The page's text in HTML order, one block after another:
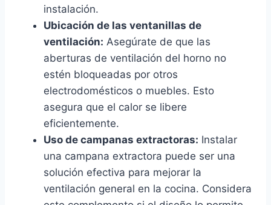
instalación.
Ubicación de las ventanillas de
ventilación: Asegúrate de que las
aberturas de ventilación del horno no
estén bloqueadas por otros
electrodomésticos o muebles. Esto
asegura que el calor se libere
eficientemente.
Uso de campanas extractoras: Instalar
una campana extractora puede ser una
solución efectiva para mejorar la
ventilación general en la cocina. Considera